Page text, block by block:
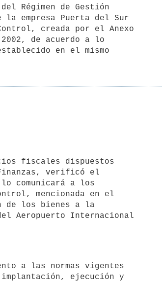
empresa Puerta del Sur
creada por el Anexo
de acuerdo a lo
en el mismo
verificó el
comunicará a los
mencionada en el
de los bienes a la
Aeropuerto Internacional
implantación, ejecución y